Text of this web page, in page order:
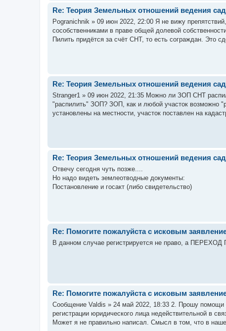
Re: Теория Земельных отношений ведения
Pogranichnik » 09 июн 2022, 22:00 Я не вижу
сособственниками в праве общей долевой
Пилить придётся за счёт СНТ, то есть сограждан. Это
Re: Теория Земельных отношений ведения
Stranger1 » 09 июн 2022, 21:35 Можно ли ЗОП СНТ
"распилить" ЗОП? ЗОП, как и любой участок возможно
установлены на местности, участок поставлен на
Re: Теория Земельных отношений ведения
Отвечу сегодня чуть позже....
Но надо видеть землеотводные документы:
Постановление и госакт (либо свидетельство)
Re: Помогите пожалуйста с исковым
В данном случае регистрируется не право, а ПЕРЕХОД
Re: Помогите пожалуйста с исковым
Сообщение Valdis » 24 май 2022, 18:33 2. Прошу помощи
регистрации юридического лица недействительной в
Может я не правильно написал. Смысл в том, что в